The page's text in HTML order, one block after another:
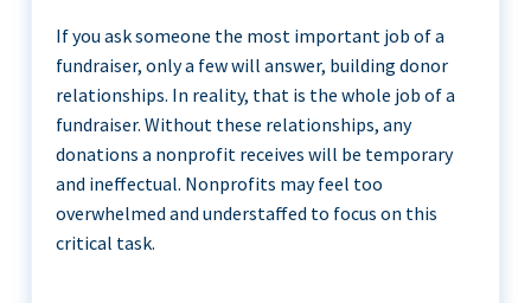
If you ask someone the most important job of a
fundraiser, only a few will answer, building donor
relationships. In reality, that is the whole job of a
fundraiser. Without these relationships, any
donations a nonprofit receives will be temporary
and ineffectual. Nonprofits may feel too
overwhelmed and understaffed to focus on this
critical task.